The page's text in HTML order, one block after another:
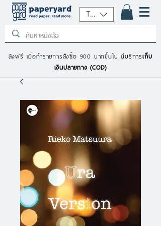
THB (฿)
ส่งฟรี เมื่อทำรายการสั่งซื้อ 900 บาทขึ้นไปมีบริการเก็บ
เงินปลายทาง (COD)